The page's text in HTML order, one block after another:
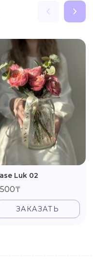
Luk 02
ЗАКАЗАТЬ